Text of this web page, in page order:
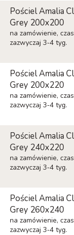
Pościel Amalia
Grey 200x200
na zamówienie,
zazwyczaj 3-4 tyg.
Pościel Amalia
Grey 200x220
na zamówienie,
zazwyczaj 3-4 tyg.
Pościel Amalia
Grey 240x220
na zamówienie,
zazwyczaj 3-4 tyg.
Pościel Amalia
Grey 260x240
na zamówienie,
zazwyczaj 3-4 tyg.